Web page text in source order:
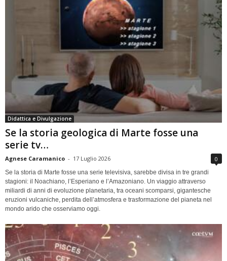
Didattica e Divulgazione
Se la storia geologica di Marte fosse una
serie tv…
Agnese Caramanico - 17 Luglio 2026 0
Se la storia di Marte fosse una serie televisiva, sarebbe divisa in tre grandi
stagioni: il Noachiano, l’Esperiano e l’Amazoniano. Un viaggio attraverso
miliardi di anni di evoluzione planetaria, tra oceani scomparsi, gigantesche
eruzioni vulcaniche, perdita dell’atmosfera e trasformazione del pianeta nel
mondo arido che osserviamo oggi.